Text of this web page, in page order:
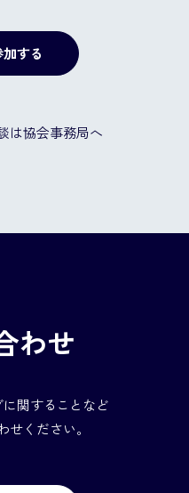
する
は協会事務局へ
わせ
関することなど
せください。